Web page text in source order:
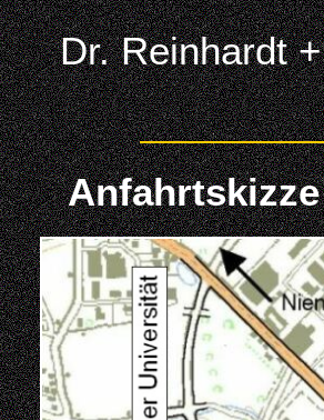
Dr. Reinhardt
Anfahrtskizze